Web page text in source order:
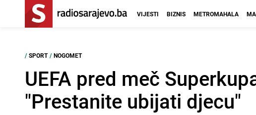
VIJESTI BIZNIS METROMAHALA
/ SPORT / NOGOMET
UEFA pred meč
"Prestanite ubijati djecu"